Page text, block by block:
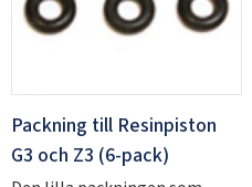
Packning till Resinpiston
G3 och Z3 (6-pack)